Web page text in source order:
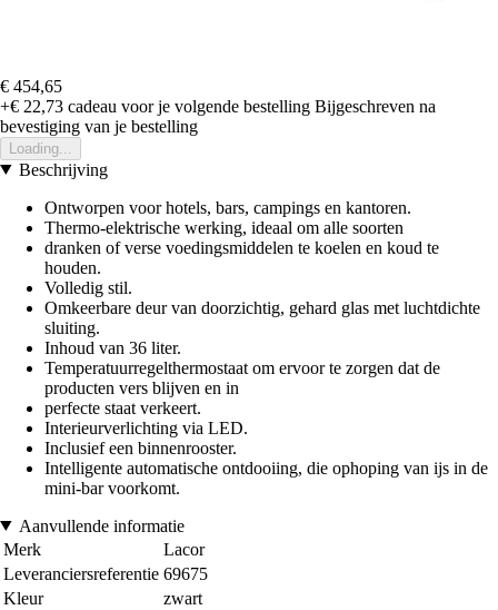
€ 454,65
+€ 22,73 cadeau voor je volgende bestelling Bijgeschreven na
bevestiging van je bestelling
Loading...
Beschrijving
Ontworpen voor hotels, bars, campings en kantoren.
Thermo-elektrische werking, ideaal om alle soorten
dranken of verse voedingsmiddelen te koelen en koud te
houden.
Volledig stil.
Omkeerbare deur van doorzichtig, gehard glas met luchtdichte
sluiting.
Inhoud van 36 liter.
Temperatuurregelthermostaat om ervoor te zorgen dat de
producten vers blijven en in
perfecte staat verkeert.
Interieurverlichting via LED.
Inclusief een binnenrooster.
Intelligente automatische ontdooiing, die ophoping van ijs in de
mini-bar voorkomt.
Aanvullende informatie
Merk
Lacor
Leveranciersreferentie 69675
Kleur
zwart